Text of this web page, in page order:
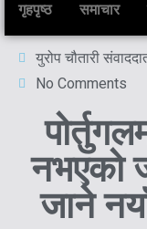
गृहपृष्ठ समाचार
युरोप चौतारी
No Comments
नभएको
जाने